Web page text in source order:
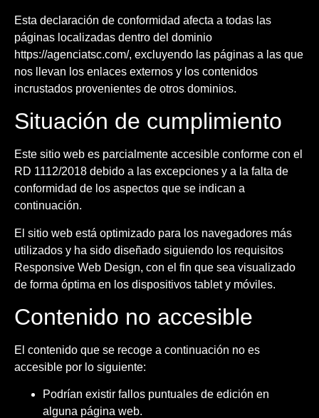
Esta declaración de conformidad afecta a todas las
páginas localizadas dentro del dominio
https://agenciatsc.com/, excluyendo las páginas a las que
nos llevan los enlaces externos y los contenidos
incrustados provenientes de otros dominios.
Situación de cumplimiento
Este sitio web es parcialmente accesible conforme con el
RD 1112/2018 debido a las excepciones y a la falta de
conformidad de los aspectos que se indican a
continuación.
El sitio web está optimizado para los navegadores más
utilizados y ha sido diseñado siguiendo los requisitos
Responsive Web Design, con el fin que sea visualizado
de forma óptima en los dispositivos tablet y móviles.
Contenido no accesible
El contenido que se recoge a continuación no es
accesible por lo siguiente:
Podrían existir fallos puntuales de edición en
alguna página web.